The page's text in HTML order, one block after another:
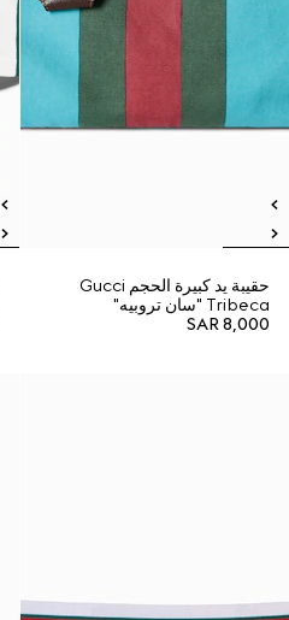
حقيبة يد كبيرة الحجم Gucci
Tribeca "سان تروبيه"
SAR 8,000